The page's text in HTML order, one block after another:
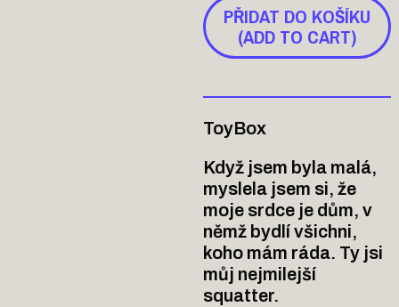
PŘIDAT DO KOŠÍKU
(ADD TO CART)
ToyBox
Když jsem byla malá,
myslela jsem si, že
moje srdce je dům, v
němž bydlí všichni,
koho mám ráda. Ty jsi
můj nejmilejší
squatter.